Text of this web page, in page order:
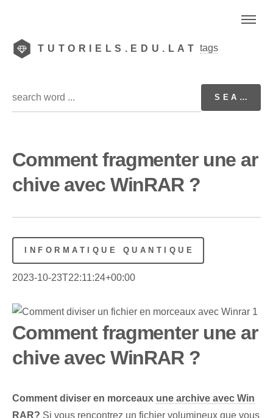
TUTORIELS.EDU.LAT tags
Comment fragmenter une ar
chive avec WinRAR ?
INFORMATIQUE QUANTIQUE
2023-10-23T22:11:24+00:00
Comment fragmenter une ar
chive avec WinRAR ?
Comment diviser en morceaux une archive avec Win
RAR? Si vous rencontrez un fichier volumineux que vous